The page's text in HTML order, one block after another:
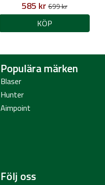
585 kr699 kr
KÖP
Populära märken
Blaser
Hunter
Aimpoint
Följ oss